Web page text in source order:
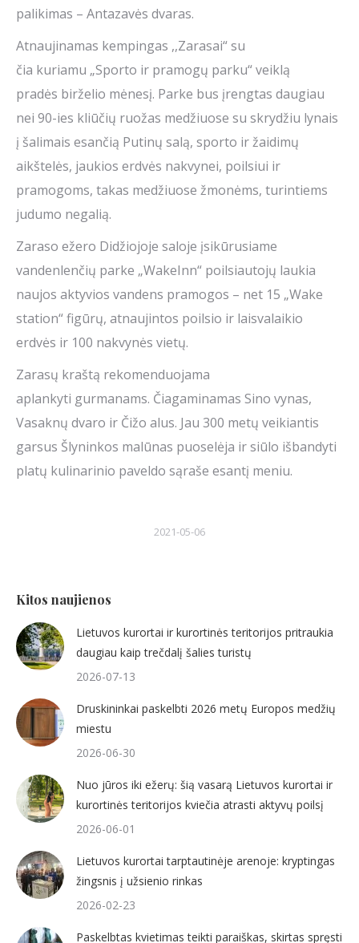
palikimas – Antazavės dvaras.
Atnaujinamas kempingas ,,Zarasai“ su
čia kuriamu „Sporto ir pramogų parku“ veiklą
pradės birželio mėnesį. Parke bus įrengtas daugiau
nei 90-ies kliūčių ruožas medžiuose su skrydžiu lynais
į šalimais esančią Putinų salą, sporto ir žaidimų
aikštelės, jaukios erdvės nakvynei, poilsiui ir
pramogoms, takas medžiuose žmonėms, turintiems
judumo negalią.
Zaraso ežero Didžiojoje saloje įsikūrusiame
vandenlenčių parke „WakeInn“ poilsiautojų laukia
naujos aktyvios vandens pramogos – net 15 „Wake
station“ figūrų, atnaujintos poilsio ir laisvalaikio
erdvės ir 100 nakvynės vietų.
Zarasų kraštą rekomenduojama
aplankyti gurmanams. Čiagaminamas Sino vynas,
Vasaknų dvaro ir Čižo alus. Jau 300 metų veikiantis
garsus Šlyninkos malūnas puoselėja ir siūlo išbandyti
platų kulinarinio paveldo sąraše esantį meniu.
2021-05-06
Kitos naujienos
Lietuvos kurortai ir kurortinės teritorijos pritraukia
daugiau kaip trečdalį šalies turistų
2026-07-13
Druskininkai paskelbti 2026 metų Europos medžių
miestu
2026-06-30
Nuo jūros iki ežerų: šią vasarą Lietuvos kurortai ir
kurortinės teritorijos kviečia atrasti aktyvų poilsį
2026-06-01
Lietuvos kurortai tarptautinėje arenoje: kryptingas
žingsnis į užsienio rinkas
2026-02-23
Paskelbtas kvietimas teikti paraiškas, skirtas spręsti